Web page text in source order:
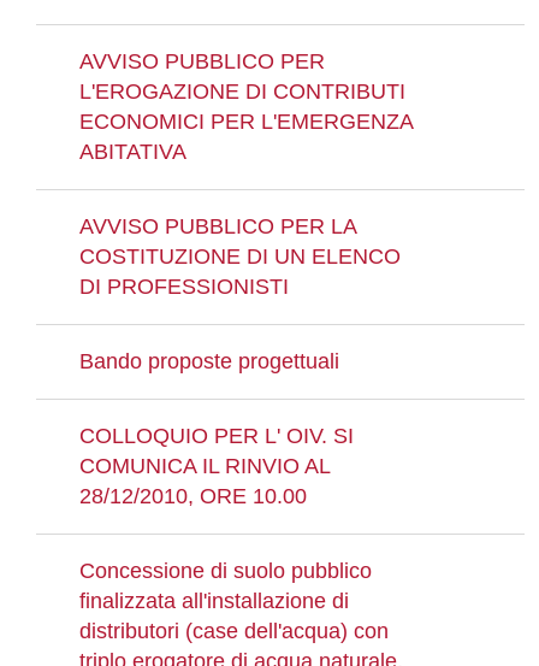
AVVISO PUBBLICO PER
L'EROGAZIONE DI CONTRIBUTI
ECONOMICI PER L'EMERGENZA
ABITATIVA
AVVISO PUBBLICO PER LA
COSTITUZIONE DI UN ELENCO
DI PROFESSIONISTI
Bando proposte progettuali
COLLOQUIO PER L' OIV. SI
COMUNICA IL RINVIO AL
28/12/2010, ORE 10.00
Concessione di suolo pubblico
finalizzata all'installazione di
distributori (case dell'acqua) con
triplo erogatore di acqua naturale,